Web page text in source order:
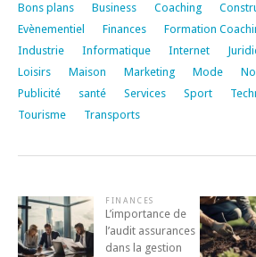
Bons plans
Business Coaching
Evènementiel
Finances Formation
Industrie
Informatique Internet
Loisirs
Maison Marketing Mode
Publicité
santé Services Sport
Tourisme
Transports
FINANCES
L’importance de
l’audit assurances
dans la gestion